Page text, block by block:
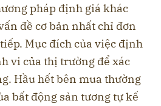
pháp định giá khác
đề cơ bản nhất chỉ đơn
Mục đích của việc định
vi của thị trường để xác
Hầu hết bên mua thường
bất động sản tương tự kế